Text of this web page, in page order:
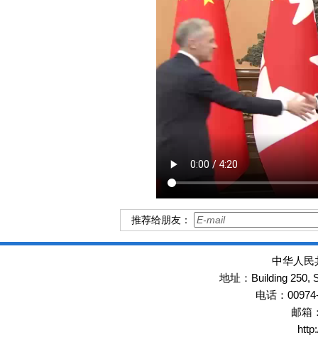
推荐给朋友：
中华人民
地址： Building 250,
电话：
邮箱